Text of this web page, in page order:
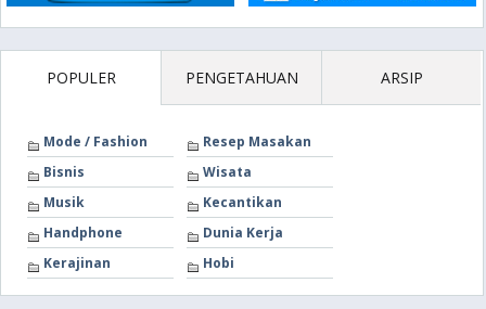
POPULER PENGETAHUAN ARSIP
Mode / Fashion
Resep Masakan
Bisnis
Wisata
Musik
Kecantikan
Handphone
Dunia Kerja
Kerajinan
Hobi